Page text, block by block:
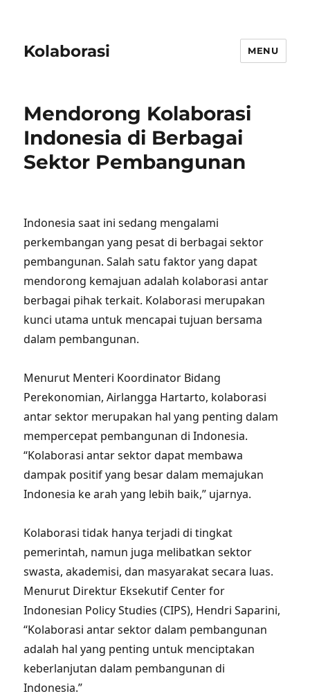
Kolaborasi MENU
Mendorong Kolaborasi
Indonesia di Berbagai
Sektor Pembangunan
Indonesia saat ini sedang mengalami
perkembangan yang pesat di berbagai sektor
pembangunan. Salah satu faktor yang dapat
mendorong kemajuan adalah kolaborasi antar
berbagai pihak terkait. Kolaborasi merupakan
kunci utama untuk mencapai tujuan bersama
dalam pembangunan.
Menurut Menteri Koordinator Bidang
Perekonomian, Airlangga Hartarto, kolaborasi
antar sektor merupakan hal yang penting dalam
mempercepat pembangunan di Indonesia.
“Kolaborasi antar sektor dapat membawa
dampak positif yang besar dalam memajukan
Indonesia ke arah yang lebih baik,” ujarnya.
Kolaborasi tidak hanya terjadi di tingkat
pemerintah, namun juga melibatkan sektor
swasta, akademisi, dan masyarakat secara luas.
Menurut Direktur Eksekutif Center for
Indonesian Policy Studies (CIPS), Hendri Saparini,
“Kolaborasi antar sektor dalam pembangunan
adalah hal yang penting untuk menciptakan
keberlanjutan dalam pembangunan di
Indonesia.”